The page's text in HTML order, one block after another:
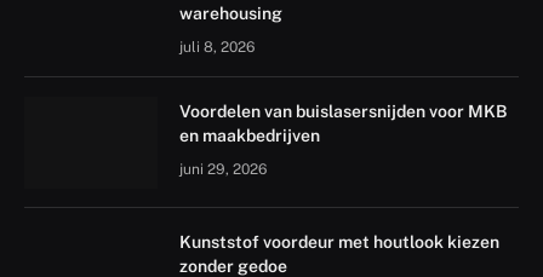
warehousing
juli 8, 2026
Voordelen van buislasersnijden voor MKB
en maakbedrijven
juni 29, 2026
Kunststof voordeur met houtlook kiezen
zonder gedoe